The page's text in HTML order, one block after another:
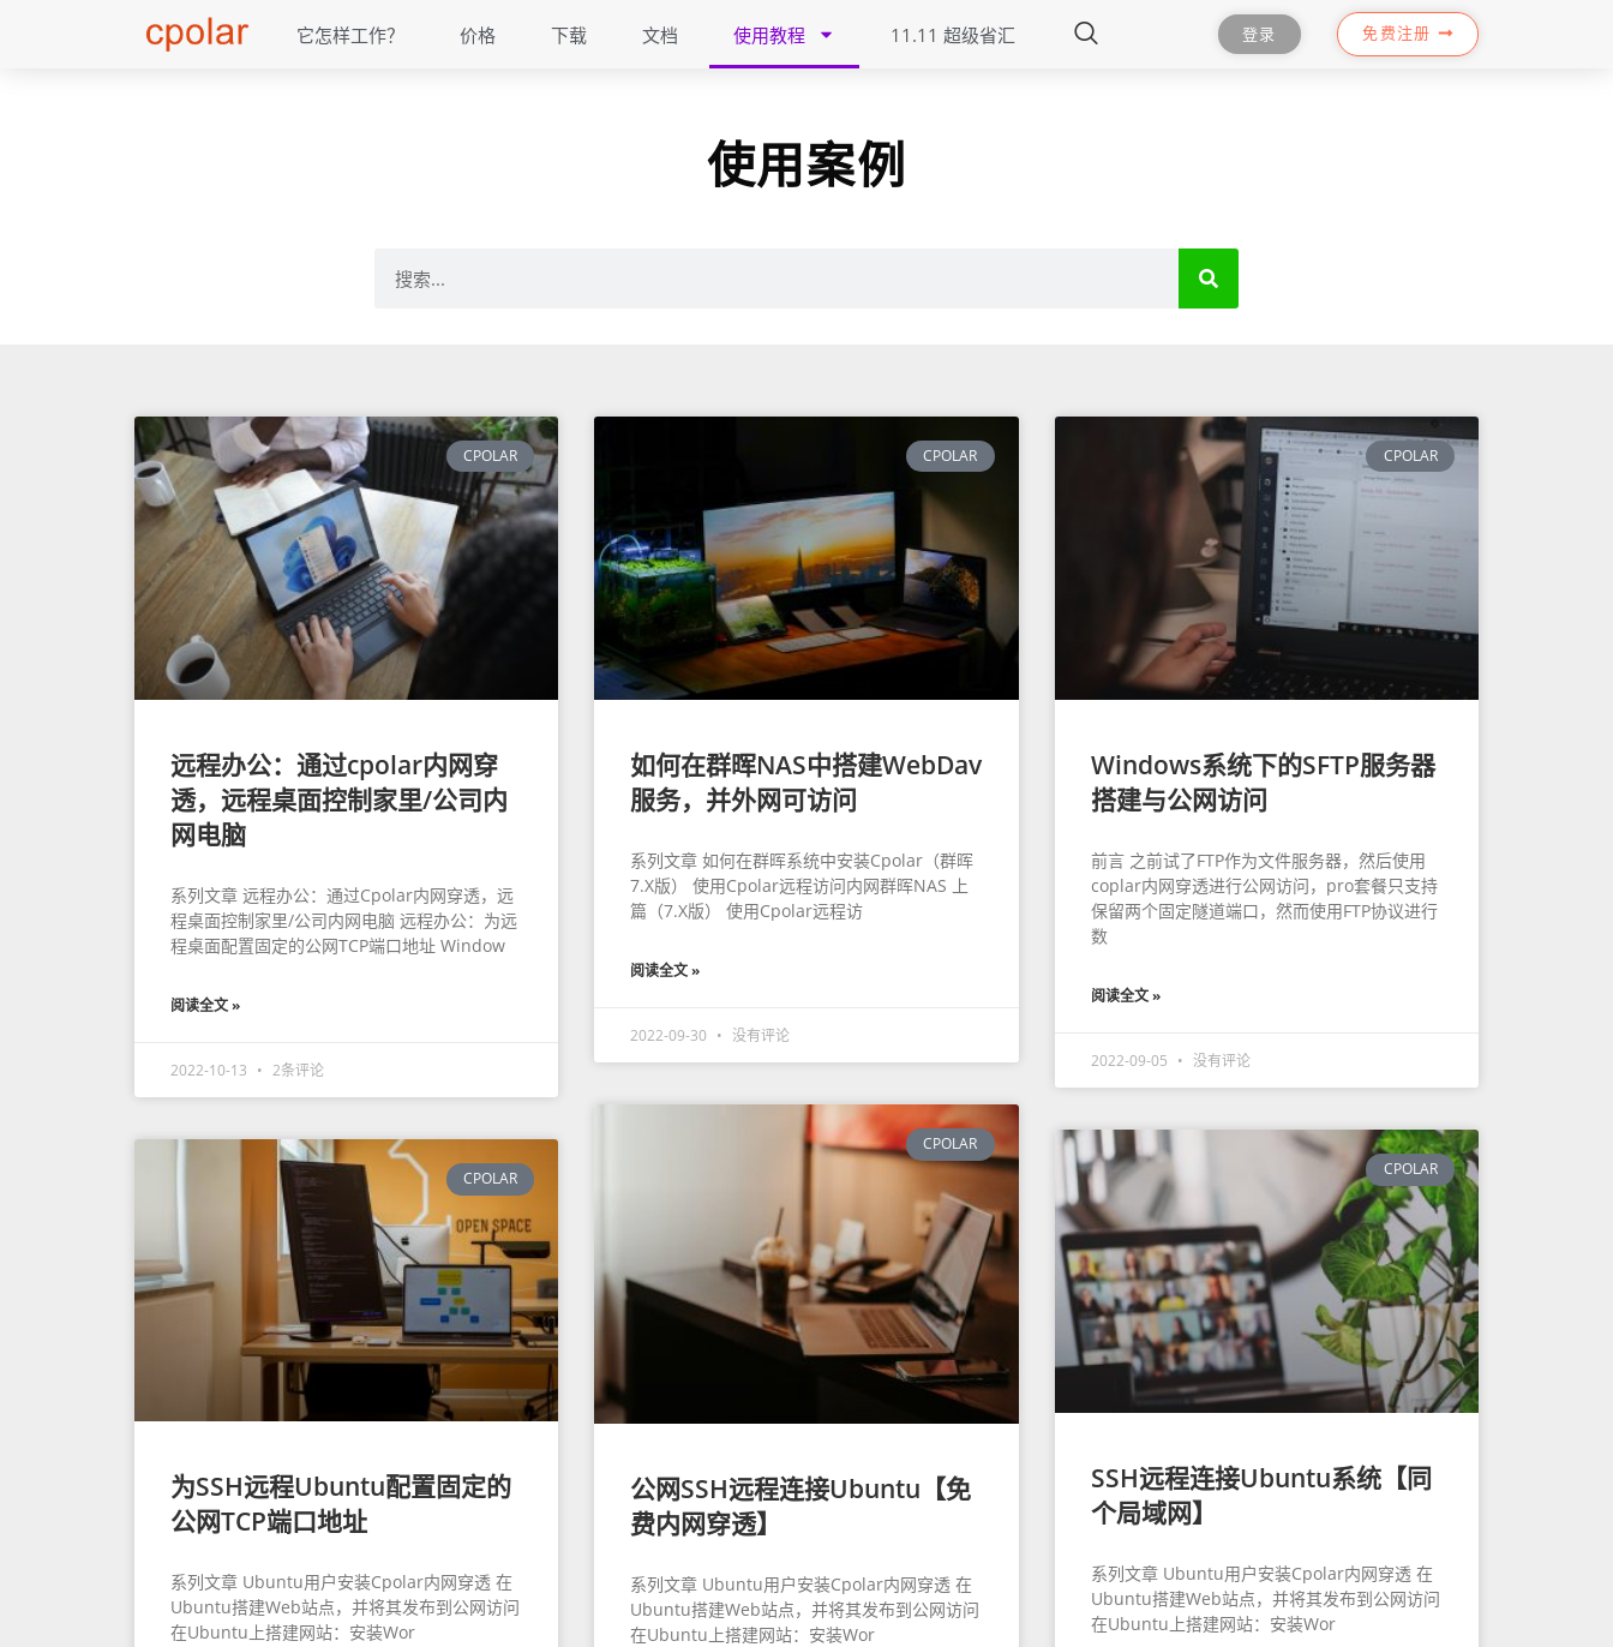
它怎样工作？ 价格 下载 文档 使用教程 11.11 超级省汇 登录 免费注册
使用案例
CPOLAR
远程办公：通过cpolar内网穿
透，远程桌面控制家里/公司内
网电脑
系列文章 远程办公：通过Cpolar内网穿透，远
程桌面控制家里/公司内网电脑 远程办公：为远
程桌面配置固定的公网TCP端口地址 Window
阅读全文 »
2022-10-13 2条评论
CPOLAR
如何在群晖NAS中搭建WebDav
服务，并外网可访问
系列文章 如何在群晖系统中安装Cpolar（群晖
7.X版） 使用Cpolar远程访问内网群晖NAS 上
篇（7.X版） 使用Cpolar远程访
阅读全文 »
2022-09-30 没有评论
CPOLAR
Windows系统下的SFTP服务器
搭建与公网访问
前言 之前试了FTP作为文件服务器，然后使用
coplar内网穿透进行公网访问，pro套餐只支持
保留两个固定隧道端口，然而使用FTP协议进行
数
阅读全文 »
2022-09-05 没有评论
CPOLAR
为SSH远程Ubuntu配置固定的
公网TCP端口地址
系列文章 Ubuntu用户安装Cpolar内网穿透 在
Ubuntu搭建Web站点，并将其发布到公网访问
在Ubuntu上搭建网站：安装Wor
CPOLAR
公网SSH远程连接Ubuntu【免
费内网穿透】
系列文章 Ubuntu用户安装Cpolar内网穿透 在
Ubuntu搭建Web站点，并将其发布到公网访问
在Ubuntu上搭建网站：安装Wor
CPOLAR
SSH远程连接Ubuntu系统【同
个局域网】
系列文章 Ubuntu用户安装Cpolar内网穿透 在
Ubuntu搭建Web站点，并将其发布到公网访问
在Ubuntu上搭建网站：安装Wor